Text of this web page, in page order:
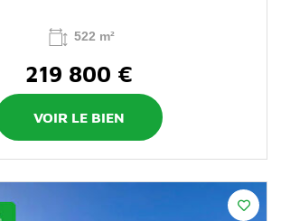
522 m²
219 800 €
VOIR LE BIEN